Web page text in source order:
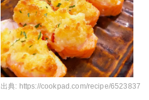
出典: https://cookpad.com/recipe/6523837